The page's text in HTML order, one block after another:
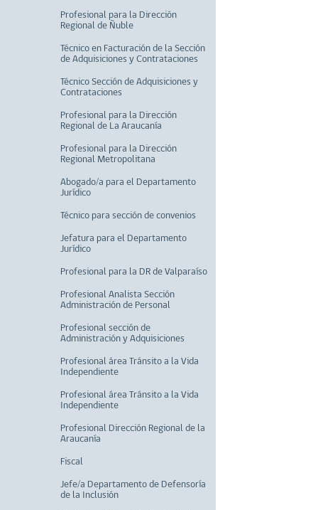
Profesional para la Dirección
Regional de Ñuble
Técnico en Facturación de la Sección
de Adquisiciones y Contrataciones
Técnico Sección de Adquisiciones y
Contrataciones
Profesional para la Dirección
Regional de La Araucanía
Profesional para la Dirección
Regional Metropolitana
Abogado/a para el Departamento
Jurídico
Técnico para sección de convenios
Jefatura para el Departamento
Jurídico
Profesional para la DR de Valparaíso
Profesional Analista Sección
Administración de Personal
Profesional sección de
Administración y Adquisiciones
Profesional área Tránsito a la Vida
Independiente
Profesional área Tránsito a la Vida
Independiente
Profesional Dirección Regional de la
Araucanía
Fiscal
Jefe/a Departamento de Defensoría
de la Inclusión